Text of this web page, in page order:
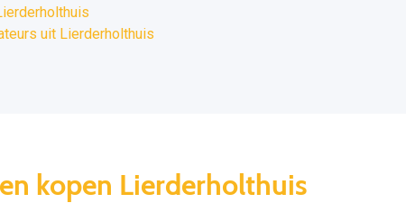
uit Lierderholthuis
kopen Lierderholthuis